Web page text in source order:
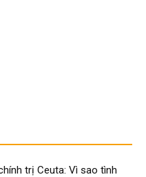
trị Ceuta: Vì sao tình